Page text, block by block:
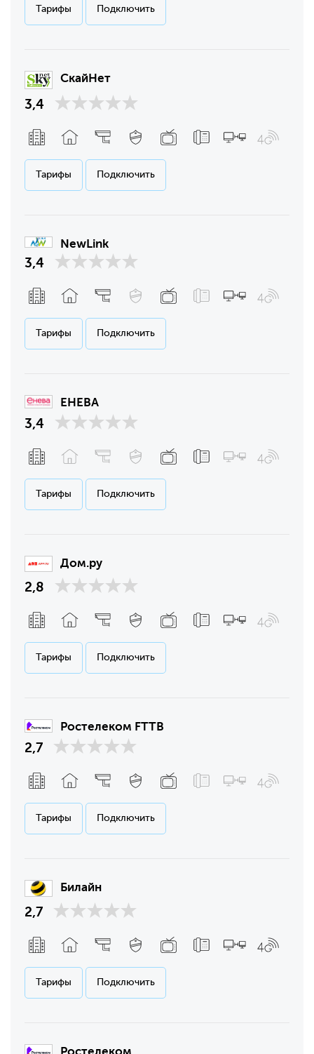
Тарифы Подключить
СкайНет
3,4
Тарифы Подключить
NewLink
3,4
Тарифы Подключить
ЕНЕВА
3,4
Тарифы Подключить
Дом.ру
2,8
Тарифы Подключить
Ростелеком FTTB
2,7
Тарифы Подключить
Билайн
2,7
Тарифы Подключить
Ростелеком